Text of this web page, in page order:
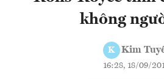
không
K Kim
16:28, 18/09/